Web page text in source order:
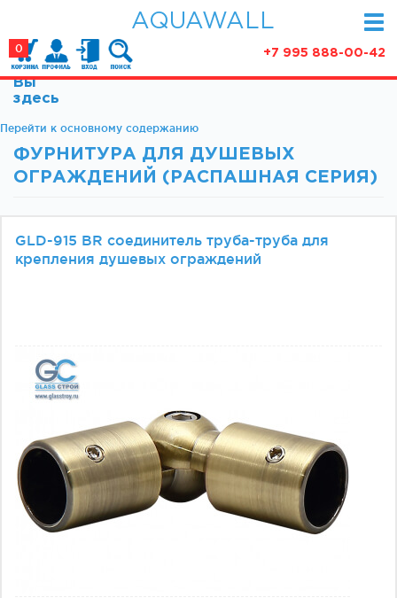
Перейти к основному содержанию
AQUAWALL
+7 995 888-00-42
0
КАТАЛОГ
Фурнитура для раздвижных дверей (закрытые
Фурнитура для раздвижных дверей (открытые
механизмы)
Доводчики
Фурнитура для душевых ограждений (раздвижная
серия)
Фурнитура для душевых ограждений (распашная серия)
Двери межкомнатные цельностеклянные
АКЦИИ
ПАРТНЕРСТВО
КОНТАКТЫ
Вы
здесь
ФУРНИТУРА ДЛЯ ДУШЕВЫХ
ОГРАЖДЕНИЙ (РАСПАШНАЯ СЕРИЯ)
GLD-915 BR соединитель труба-труба для
крепления душевых ограждений